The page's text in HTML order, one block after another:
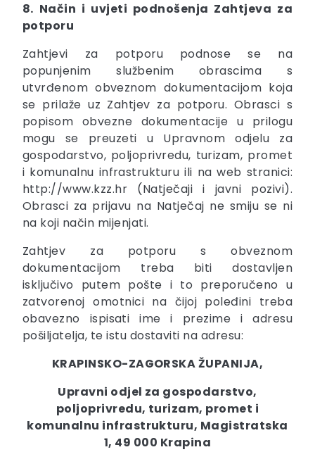
8. Način i uvjeti podnošenja Zahtjeva za
potporu
Zahtjevi za potporu podnose se na
popunjenim službenim obrascima s
utvrđenom obveznom dokumentacijom koja
se prilaže uz Zahtjev za potporu. Obrasci s
popisom obvezne dokumentacije u prilogu
mogu se preuzeti u Upravnom odjelu za
gospodarstvo, poljoprivredu, turizam, promet
i komunalnu infrastrukturu ili na web stranici:
http://www.kzz.hr (Natječaji i javni pozivi).
Obrasci za prijavu na Natječaj ne smiju se ni
na koji način mijenjati.
Zahtjev za potporu s obveznom
dokumentacijom treba biti dostavljen
isključivo putem pošte i to preporučeno u
zatvorenoj omotnici na čijoj poleđini treba
obavezno ispisati ime i prezime i adresu
pošiljatelja, te istu dostaviti na adresu:
KRAPINSKO-ZAGORSKA ŽUPANIJA,
Upravni odjel za gospodarstvo,
poljoprivredu, turizam, promet i
komunalnu infrastrukturu, Magistratska
1, 49 000 Krapina